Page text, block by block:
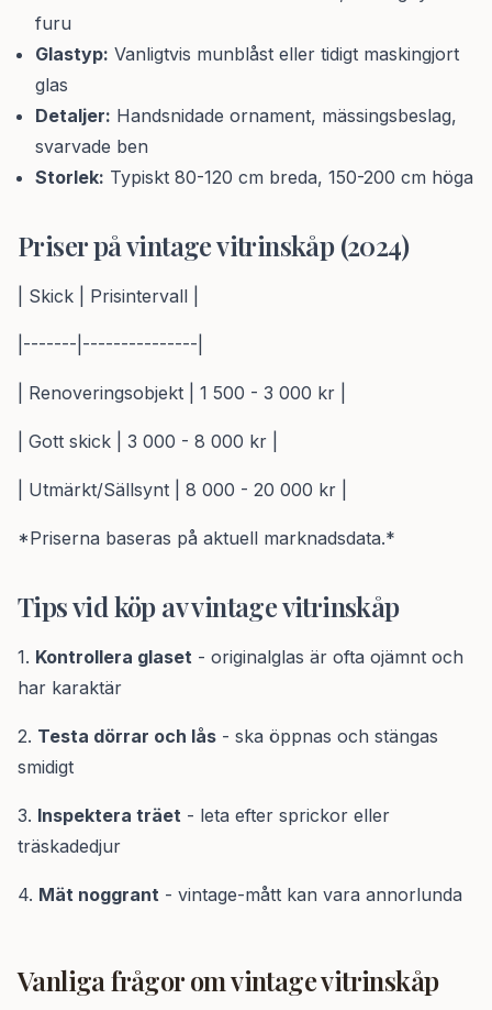
furu
Glastyp: Vanligtvis munblåst eller tidigt maskingjort
glas
Detaljer: Handsnidade ornament, mässingsbeslag,
svarvade ben
Storlek: Typiskt 80-120 cm breda, 150-200 cm höga
Priser på vintage vitrinskåp (2024)
| Skick | Prisintervall |
|-------|---------------|
| Renoveringsobjekt | 1 500 - 3 000 kr |
| Gott skick | 3 000 - 8 000 kr |
| Utmärkt/Sällsynt | 8 000 - 20 000 kr |
*Priserna baseras på aktuell marknadsdata.*
Tips vid köp av vintage vitrinskåp
1. Kontrollera glaset - originalglas är ofta ojämnt och
har karaktär
2. Testa dörrar och lås - ska öppnas och stängas
smidigt
3. Inspektera träet - leta efter sprickor eller
träskadedjur
4. Mät noggrant - vintage-mått kan vara annorlunda
Vanliga frågor omvintage vitrinskåp